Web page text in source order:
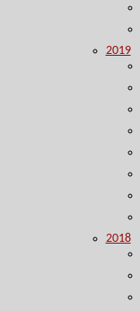
2019
2018